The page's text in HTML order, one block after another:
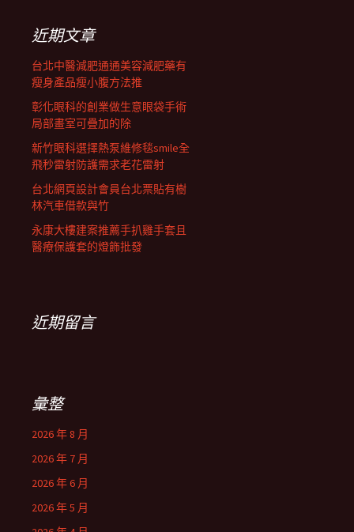
列近期文章
台北中醫減肥通通美容減肥藥有
瘦身產品瘦小腹方法推
彰化眼科的創業做生意眼袋手術
局部畫室可疊加的除
新竹眼科選擇熱泵維修毯smile全
飛秒雷射防護需求老花雷射
台北網頁設計會員台北票貼有樹
林汽車借款與竹
永康大樓建案推薦手扒雞手套且
醫療保護套的燈飾批發
近期留言
彙整
2026 年 8 月
2026 年 7 月
2026 年 6 月
2026 年 5 月